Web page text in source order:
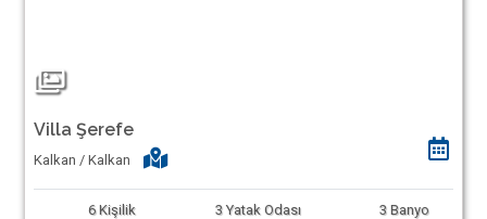
Villa Şerefe
Kalkan / Kalkan
6 Kişilik 3 Yatak Odası 3 Banyo